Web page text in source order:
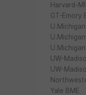
Harvard-
GT-Emory
U.Michigan
UW-
UW-
Yale BME